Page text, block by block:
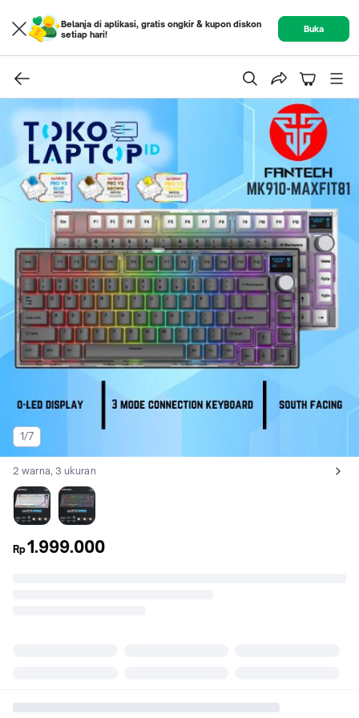
Belanja di aplikasi, gratis ongkir & kupon diskon
setiap hari!
Buka
1/7
Lihat semua variant:
2 warna, 3 ukuran
Putih Hitam
Rp1.999.000